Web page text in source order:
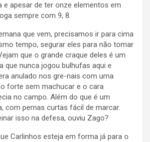
e apesar de ter onze elementos em
sempre com 9, 8.
que vem, precisamos ir para cima
tempo, segurar eles para não tomar
que o grande craque deles é um
que nunca jogou bulhufas aqui e
anulado nos gre-nais com uma
forte sem machucar e o cara
no campo. Além do que é um
com pernas curtas fácil de marcar.
isso na defesa, ouviu Zago?
Carlinhos esteja em forma já para o